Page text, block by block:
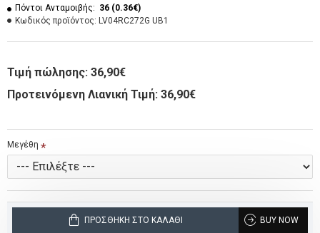
Πόντοι Ανταμοιβής: 36 (0.36€)
Κωδικός προϊόντος: LV04RC272G UB1
Τιμή πώλησης: 36,90€
Προτεινόμενη Λιανική Τιμή: 36,90€
Μεγέθη
ΠΡΟΣΘΉΚΗ ΣΤΟ ΚΑΛΆΘΙ BUY NOW